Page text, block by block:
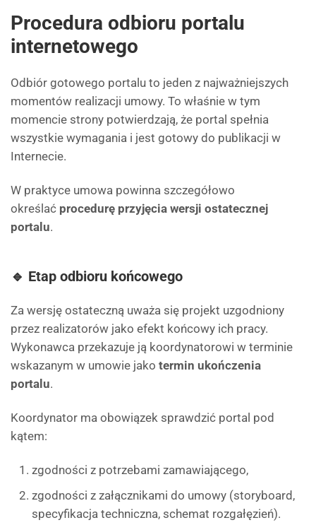
Procedura odbioru portalu
internetowego
Odbiór gotowego portalu to jeden z najważniejszych
momentów realizacji umowy. To właśnie w tym
momencie strony potwierdzają, że portal spełnia
wszystkie wymagania i jest gotowy do publikacji w
Internecie.
W praktyce umowa powinna szczegółowo
określać procedurę przyjęcia wersji ostatecznej
portalu.
🔹 Etap odbioru końcowego
Za wersję ostateczną uważa się projekt uzgodniony
przez realizatorów jako efekt końcowy ich pracy.
Wykonawca przekazuje ją koordynatorowi w terminie
wskazanym w umowie jako termin ukończenia
portalu.
Koordynator ma obowiązek sprawdzić portal pod
kątem:
zgodności z potrzebami zamawiającego,
zgodności z załącznikami do umowy (storyboard,
specyfikacja techniczna, schemat rozgałęzień).